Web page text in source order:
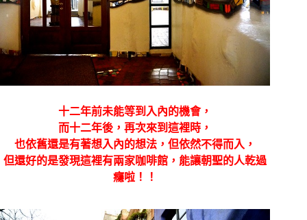
十二年前未能等到入內的機會，
而十二年後，再次來到這裡時，
也依舊還是有著想入內的想法，但依然不得而入，
但還好的是發現這裡有兩家咖啡館，能讓朝聖的人乾過
癮啦！！